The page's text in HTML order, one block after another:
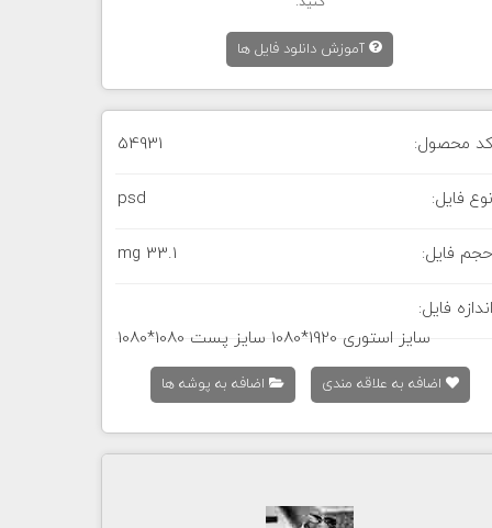
آموزش دانلود فایل ها
کد محصول: 54931
نوع فایل: psd
حجم فایل: 33.1 mg
اندازه فایل:
سایز استوری 1920*1080 سایز پست 1080*1080
اضافه به علاقه مندی اضافه به پوشه ها